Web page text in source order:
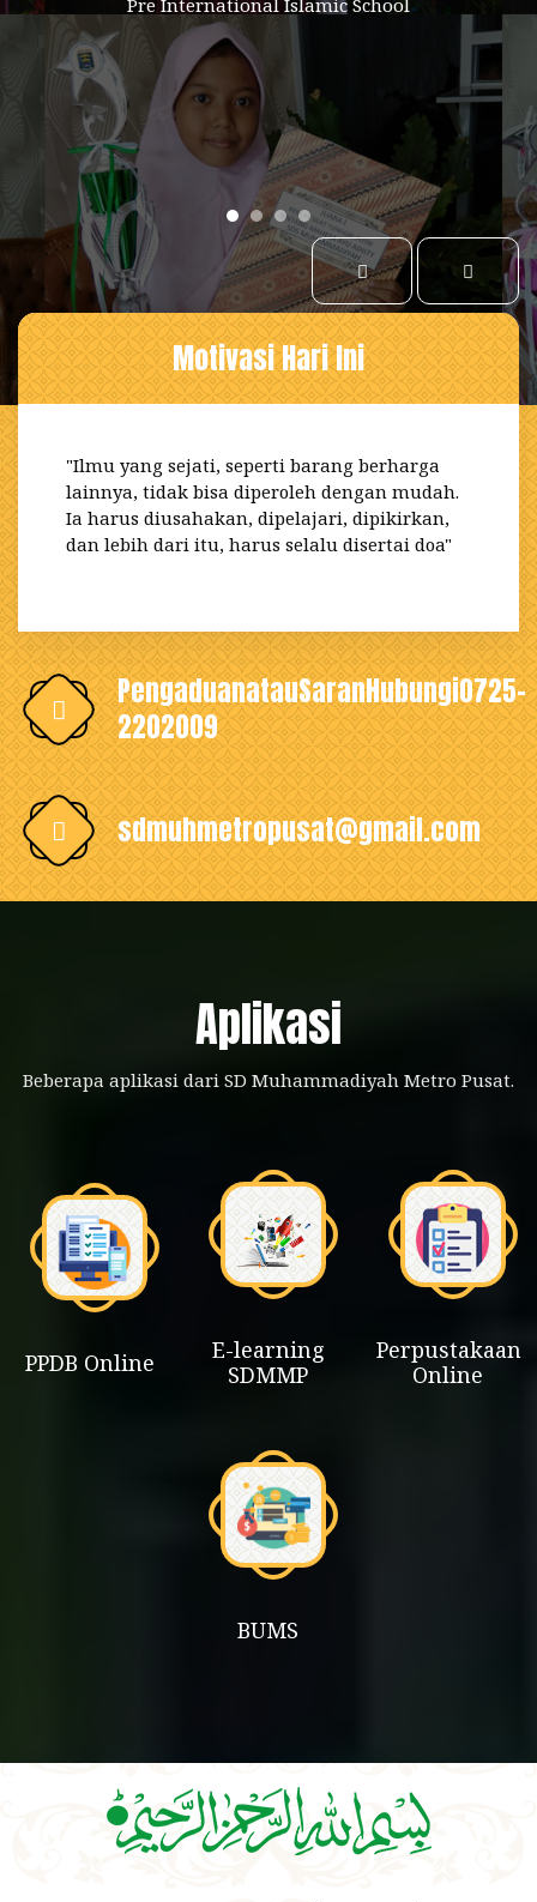
Selengkapnya
Motivasi Hari Ini
"Ilmu yang sejati, seperti barang berharga
lainnya, tidak bisa diperoleh dengan mudah.
Ia harus diusahakan, dipelajari, dipikirkan,
dan lebih dari itu, harus selalu disertai doa"
PengaduanatauSaranHubungi0725-
2202009
sdmuhmetropusat@gmail.com
Aplikasi
Beberapa aplikasi dari SD Muhammadiyah Metro Pusat.
PPDB Online
E-learning
SDMMP
Perpustakaan
Online
BUMS